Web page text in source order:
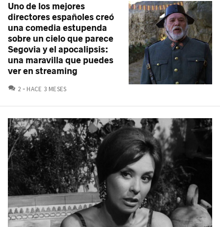
Uno de los mejores
directores españoles creó
una comedia estupenda
sobre un cielo que parece
Segovia y el apocalipsis:
una maravilla que puedes
ver en streaming
2 COMENTARIOS
HACE 3 MESES